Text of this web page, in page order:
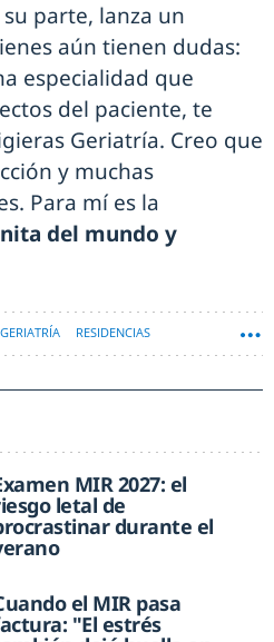
parte, lanza un
aún tienen dudas:
especialidad que
del paciente, te
Geriatría. Creo que
y muchas
Para mí es la
del mundo y
GERIATRÍA RESIDENCIAS
MIR 2027: el
letal de
durante el
el MIR pasa
"El estrés